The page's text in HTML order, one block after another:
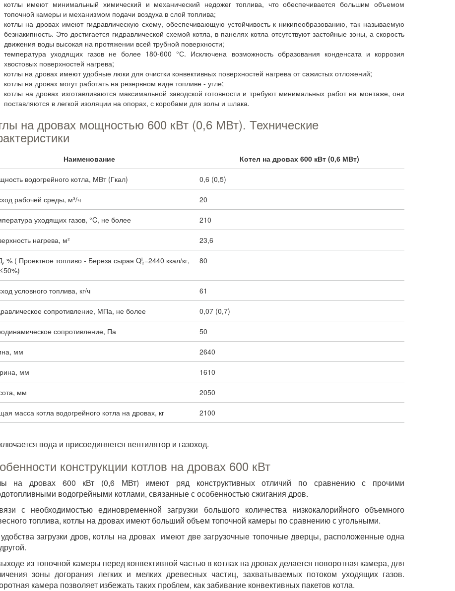
котлы имеют минимальный химический и механический недожег топлива, что обеспечивается большим объемом
топочной камеры и механизмом подачи воздуха в слой топлива;
котлы на дровах имеют гидравлическую схему, обеспечивающую устойчивость к никипеобразованию, так называемую
безнакипность. Это достигается гидравлической схемой котла, в панелях котла отсутствуют застойные зоны, а скорость
движения воды высокая на протяжении всей трубной поверхности;
температура уходящих газов не более 180-600 °С. Исключена возможность образования конденсата и коррозия
хвостовых поверхностей нагрева;
котлы на дровах имеют удобные люки для очистки конвективных поверхностей нагрева от сажистых отложений;
котлы на дровах могут работать на резервном виде топливе - угле;
котлы на дровах изготавливаются максимальной заводской готовности и требуют минимальных работ на монтаже, они
поставляются в легкой изоляции на опорах, с коробами для золы и шлака.
на дровах мощностью 600 кВт (0,6 МВт). Технические
Наименование Котел на дровах 600 кВт (0,6 МВт)
водогрейного котла, МВт (Гкал) 0,6 (0,5)
рабочей среды, м³/ч 20
уходящих газов, °C, не более 210
нагрева, м² 23,6
% ( Проектное топливо - Береза сырая Qi
r=2440 ккал/кг,
80
условного топлива, кг/ч 61
сопротивление, МПа, не более 0,07 (0,7)
сопротивление, Па 50
мм 2640
мм 1610
мм 2050
масса котла водогрейного котла на дровах, кг 2100
вода и присоединяется вентилятор и газоход.
конструкции котлов на дровах 600 кВт
на дровах 600 кВт (0,6 МВт) имеют ряд конструктивных отличий по сравнению с прочими
водогрейными котлами, связанные с особенностью сжигания дров.
с необходимостью единовременной загрузки большого количества низкокалорийного объемного
топлива, котлы на дровах имеют больший объем топочной камеры по сравнению с угольными.
загрузки дров, котлы на дровах имеют две загрузочные топочные дверцы, расположенные одна
из топочной камеры перед конвективной частью в котлах на дровах делается поворотная камера, для
зоны догорания легких и мелких древесных частиц, захватываемых потоком уходящих газов.
камера позволяет избежать таких проблем, как забивание конвективных пакетов котла.